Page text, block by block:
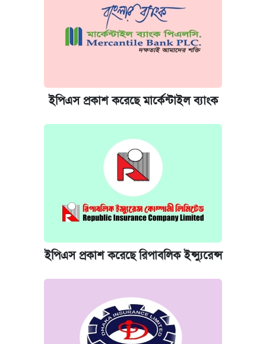
ইপিএস প্রকাশ করেছে মার্কেন্টাইল ব্যাংক
ইপিএস প্রকাশ করেছে রিপাবলিক ইন্স্যুরেন্স